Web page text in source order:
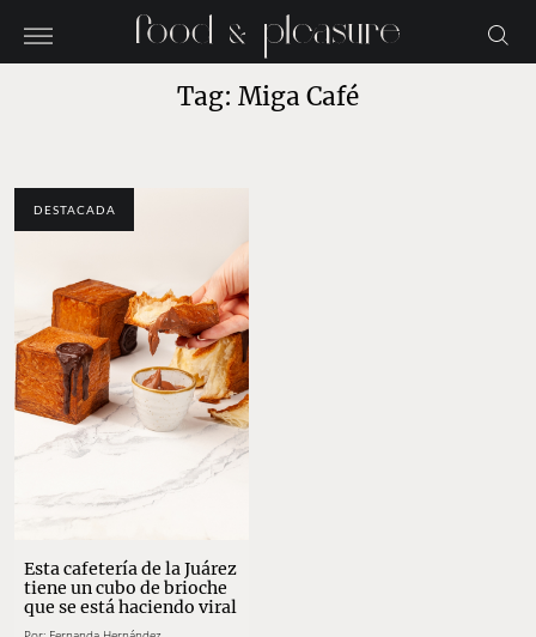
Tag: Miga Café
DESTACADA
Esta cafetería de la Juárez
tiene un cubo de brioche
que se está haciendo viral